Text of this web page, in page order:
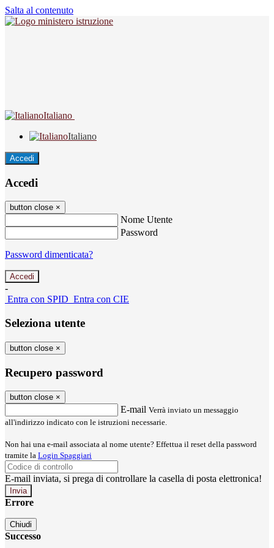
Salta al contenuto
Italiano
Italiano
Accedi
Accedi
button close ×
Nome Utente
Password
Password dimenticata?
-
Entra con SPID Entra con CIE
Seleziona utente
button close ×
Recupero password
button close ×
E-mail Verrà inviato un messaggio
all'indirizzo indicato con le istruzioni necessarie.
Non hai una e-mail associata al nome utente? Effettua il reset della password
tramite la Login Spaggiari
E-mail inviata, si prega di controllare la casella di posta elettronica!
Errore
Chiudi
Successo